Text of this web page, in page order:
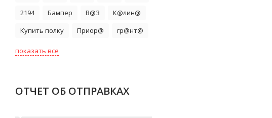
2194
Бампер В@З
К@лин@
Купить полку
Приор@ гр@нт@
показать все
ОТЧЕТ ОБ ОТПРАВКАХ